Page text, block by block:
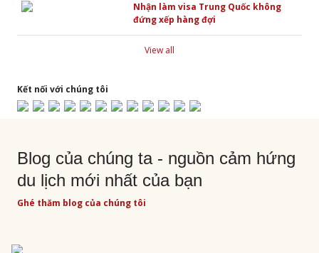
Nhận làm visa Trung Quốc không
đứng xếp hàng đợi
View all
Kết nối với chúng tôi
Blog của chúng ta - nguồn cảm hứng
du lịch mới nhất của bạn
Ghé thăm blog của chúng tôi